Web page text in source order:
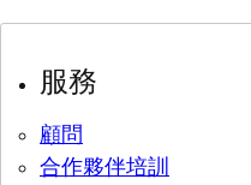
服務
顧問
合作夥伴培訓